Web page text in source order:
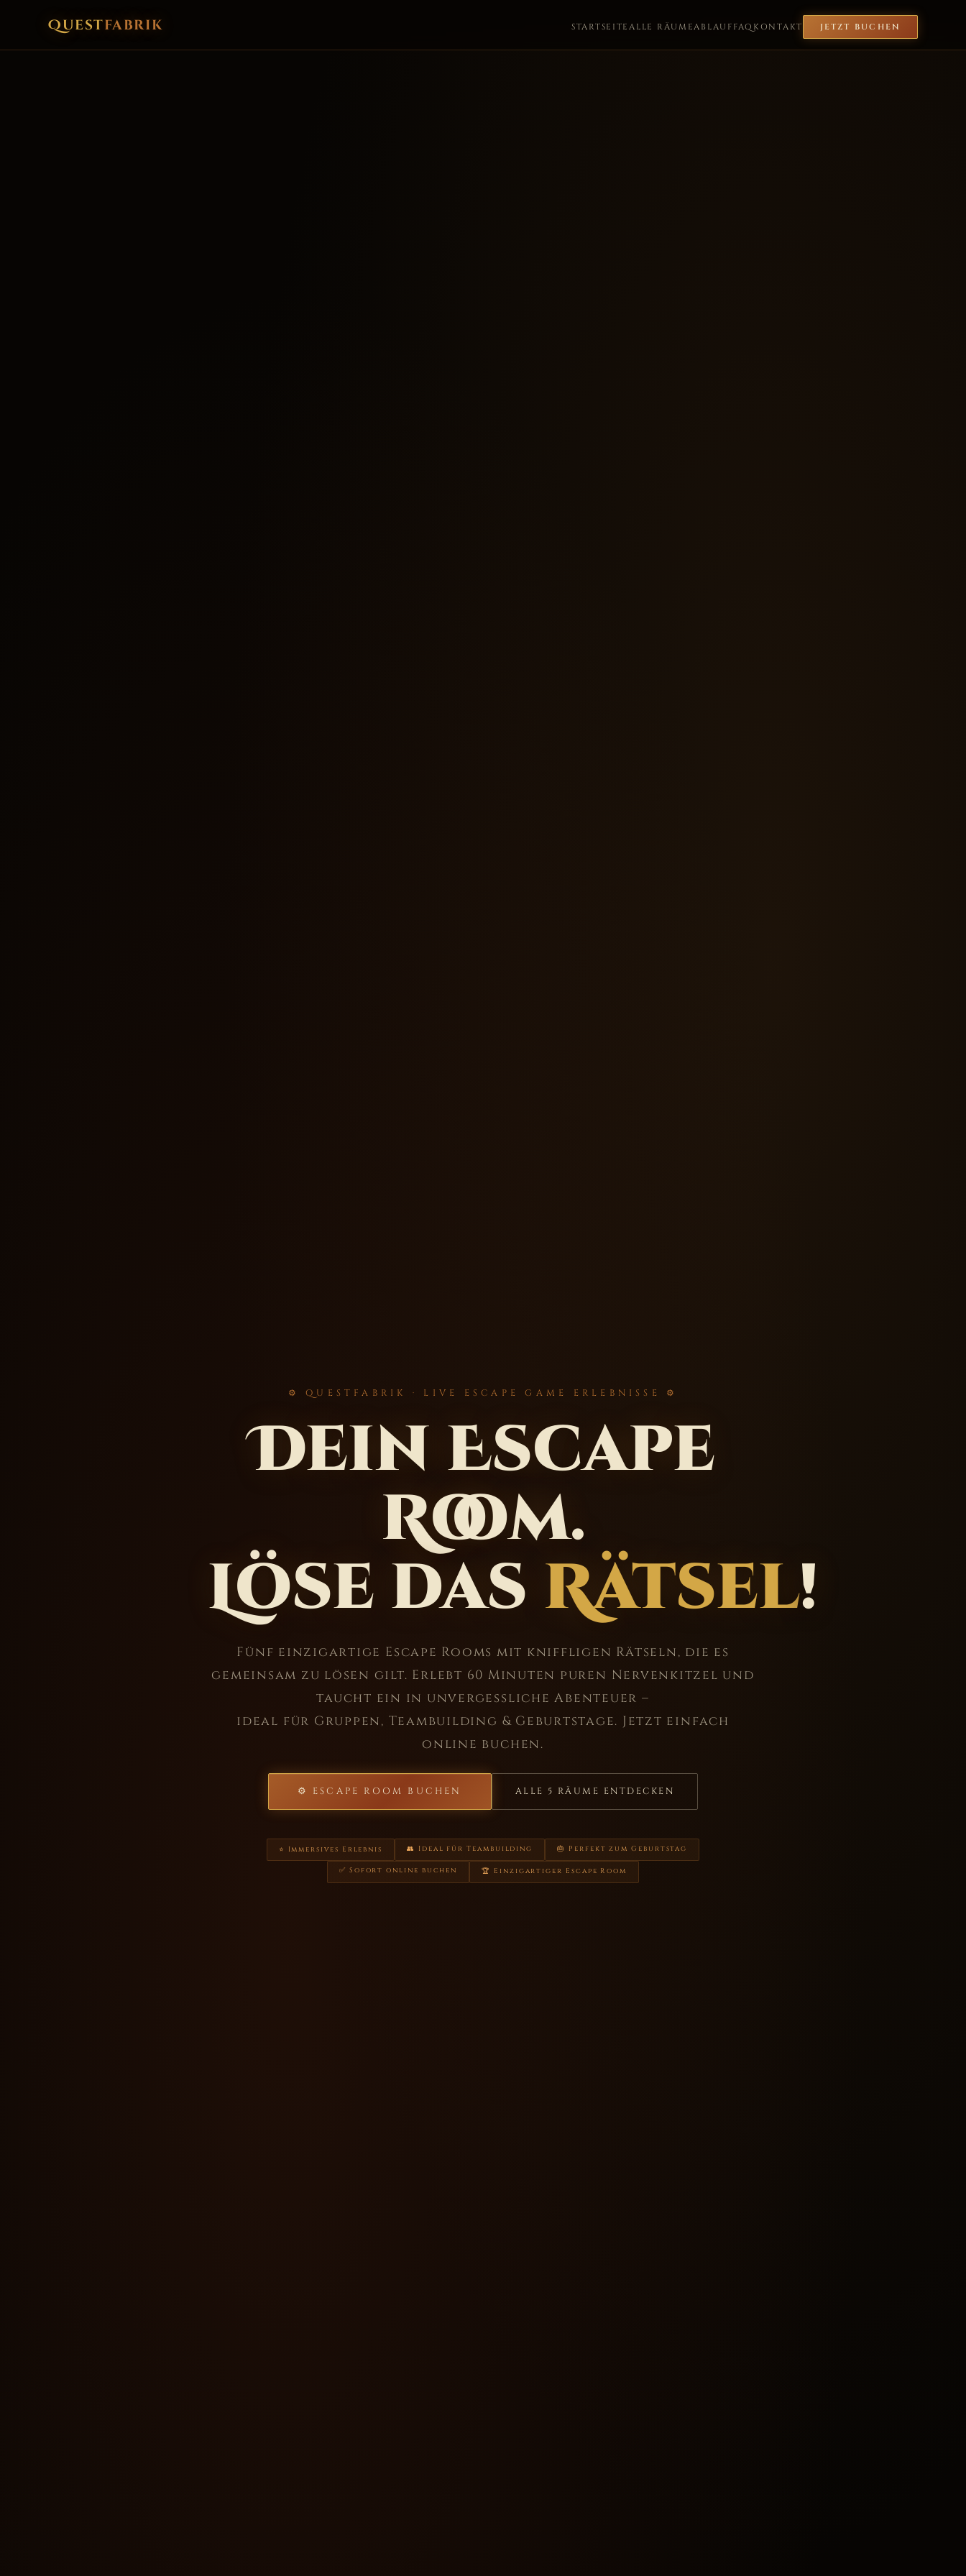
Questfabrik STARTSEITEALLE RÄUMEABLAUF FAQ KONTAKT JETZT BUCHEN
⚙ QUESTFABRIK · LIVE ESCAPE GAME ERLEBNISSE ⚙
Dein Escape
Room.
Löse das Rätsel!
Fünf einzigartige Escape Rooms mit kniffligen Rätseln, die es
gemeinsam zu lösen gilt. Erlebt 60 Minuten puren Nervenkitzel und
taucht ein in unvergessliche Abenteuer –
ideal für Gruppen, Teambuilding & Geburtstage. Jetzt einfach
online buchen.
⚙ ESCAPE ROOM BUCHEN ALLE 5 RÄUME ENTDECKEN
⭐ Immersives Erlebnis 👥 Ideal für Teambuilding 🎂 Perfekt zum Geburtstag
✅ Sofort online buchen 🏆 Einzigartiger Escape Room